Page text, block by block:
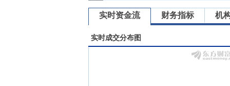
实时资金流 财务指标 机
实时成交分布图